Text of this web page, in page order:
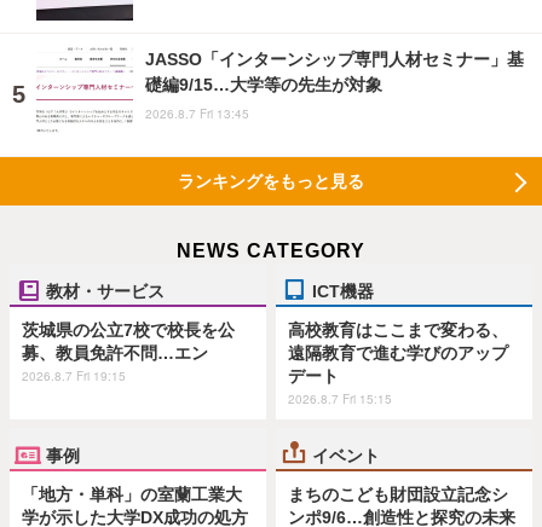
JASSO「インターンシップ専門人材セミナー」基
礎編9/15…大学等の先生が対象
2026.8.7 Fri 13:45
ランキングをもっと見る
NEWS CATEGORY
教材・サービス
茨城県の公立7校で校長を公
募、教員免許不問…エン
2026.8.7 Fri 19:15
ICT機器
高校教育はここまで変わる、
遠隔教育で進む学びのアップ
デート
2026.8.7 Fri 15:15
事例
「地方・単科」の室蘭工業大
学が示した大学DX成功の処方
イベント
まちのこども財団設立記念シ
ンポ9/6…創造性と探究の未来